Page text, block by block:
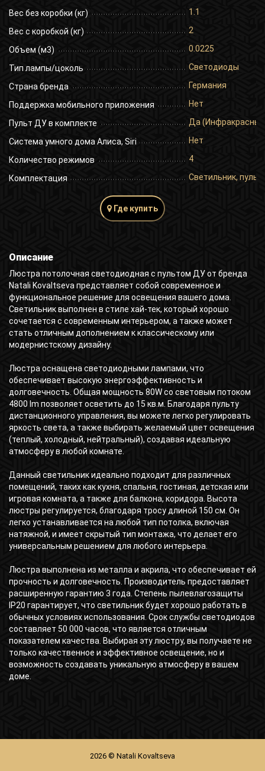
Вес без коробки (кг) 1.1
Вес с коробкой (кг) 2
Объем (м3) 0.0225
Тип лампы/цоколь Светодиоды
Страна бренда Германия
Поддержка мобильного приложения Нет
Пульт ДУ в комплекте Да
Система умного дома Алиса, Siri Нет
Количество режимов 4
Комплектация Светильник,
Где купить
Описание
Люстра потолочная светодиодная с пультом ДУ от бренда
Natali Kovaltseva представляет собой современное и
функциональное решение для освещения вашего дома.
Светильник выполнен в стиле хай-тек, который хорошо
сочетается с современным интерьером, а также может
стать отличным дополнением к классическому или
модернистскому дизайну.
Люстра оснащена светодиодными лампами, что
обеспечивает высокую энергоэффективность и
долговечность. Общая мощность 80W со световым потоком
4800 lm позволяет осветить до 15 кв.м. Благодаря пульту
дистанционного управления, вы можете легко регулировать
яркость света, а также выбирать желаемый цвет освещения
(теплый, холодный, нейтральный), создавая идеальную
атмосферу в любой комнате.
Данный светильник идеально подходит для различных
помещений, таких как кухня, спальня, гостиная, детская или
игровая комната, а также для балкона, коридора. Высота
люстры регулируется, благодаря тросу длиной 150 см. Он
легко устанавливается на любой тип потолка, включая
натяжной, и имеет скрытый тип монтажа, что делает его
универсальным решением для любого интерьера.
Люстра выполнена из металла и акрила, что обеспечивает ей
прочность и долговечность. Производитель предоставляет
расширенную гарантию 3 года. Степень пылевлагозащиты
IP20 гарантирует, что светильник будет хорошо работать в
обычных условиях использования. Срок службы светодиодов
составляет 50 000 часов, что является отличным
показателем качества. Выбирая эту люстру, вы получаете не
только качественное и эффективное освещение, но и
возможность создавать уникальную атмосферу в вашем
доме.
2026 © Natali Kovaltseva